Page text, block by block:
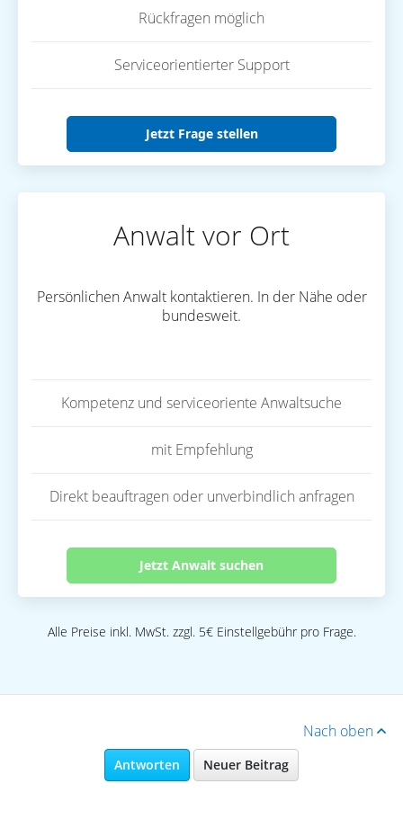
Rückfragen möglich
Serviceorientierter Support
Jetzt Frage stellen
Anwalt vor Ort
Persönlichen Anwalt kontaktieren. In der Nähe oder
bundesweit.
Kompetenz und serviceoriente Anwaltsuche
mit Empfehlung
Direkt beauftragen oder unverbindlich anfragen
Jetzt Anwalt suchen
Alle Preise inkl. MwSt. zzgl. 5€ Einstellgebühr pro Frage.
Nach oben
Antworten Neuer Beitrag